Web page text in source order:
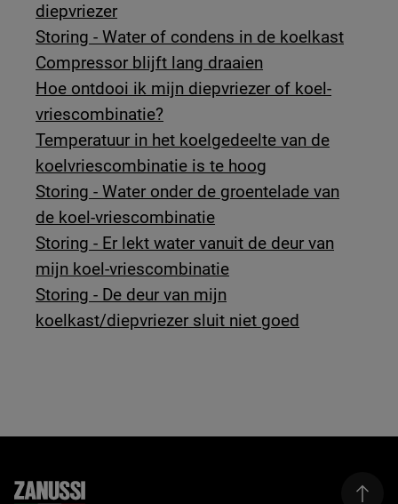
diepvriezer
Storing - Water of condens in de koelkast
Compressor blijft lang draaien
Hoe ontdooi ik mijn diepvriezer of koel-
vriescombinatie?
Temperatuur in het koelgedeelte van de
koelvriescombinatie is te hoog
Storing - Water onder de groentelade van
de koel-vriescombinatie
Storing - Er lekt water vanuit de deur van
mijn koel-vriescombinatie
Storing - De deur van mijn
koelkast/diepvriezer sluit niet goed